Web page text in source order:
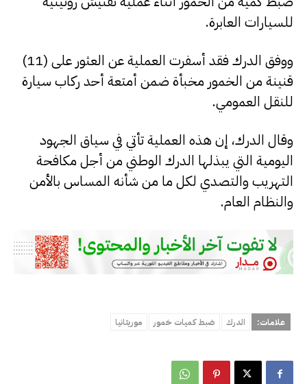
للسيارات العابرة.
ووفق الدرك فقد أسفرت العملية عن العثور على (11)
قنينة من الخمور مخبأة ضمن أمتعة أحد ركاب سيارة
للنقل العمومي.
وقال الدرك، إن هذه العملية تأتي في سياق الجهود
اليومية التي يبذلها الدرك الوطني من أجل مكافحة
التهريب والتصدي لكل ما من شأنه المساس بالأمن
والنظام العام.
علامات: الدرك ضبط كميات خمور موريتانيا